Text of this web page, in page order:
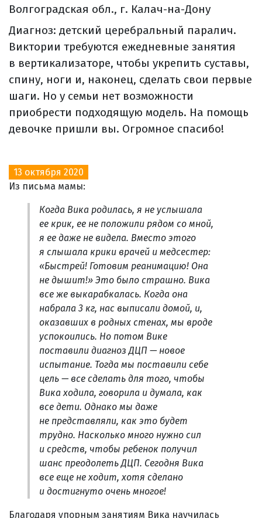
Волгоградская обл., г. Калач-на-Дону
Диагноз: детский церебральный паралич.
Виктории требуются ежедневные занятия
в вертикализаторе, чтобы укрепить суставы,
спину, ноги и, наконец, сделать свои первые
шаги. Но у семьи нет возможности
приобрести подходящую модель. На помощь
девочке пришли вы. Огромное спасибо!
13 октября 2020
Из письма мамы:
Когда Вика родилась, я не услышала
ее крик, ее не положили рядом со мной,
я ее даже не видела. Вместо этого
я слышала крики врачей и медсестер:
«Быстрей! Готовим реанимацию! Она
не дышит!» Это было страшно. Вика
все же выкарабкалась. Когда она
набрала 3 кг, нас выписали домой, и,
оказавших в родных стенах, мы вроде
успокоились. Но потом Вике
поставили диагноз ДЦП — новое
испытание. Тогда мы поставили себе
цель — все сделать для того, чтобы
Вика ходила, говорила и думала, как
все дети. Однако мы даже
не представляли, как это будет
трудно. Насколько много нужно сил
и средств, чтобы ребенок получил
шанс преодолеть ДЦП. Сегодня Вика
все еще не ходит, хотя сделано
и достигнуто очень многое!
Благодаря упорным занятиям Вика научилась